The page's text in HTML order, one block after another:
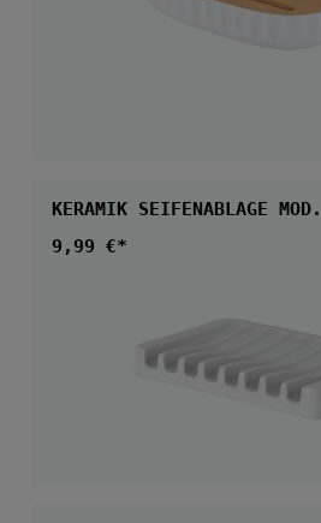
KERAMIK SEIFENABLAGE
Regulärer Preis:
9,99 €*